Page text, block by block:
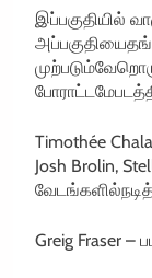
இப்பகுதியில்
அப்பகுதியை
முற்படும்
போராட்டமே
Timothée
Josh Brolin,
வேடங்களில்
Greig Fraser –